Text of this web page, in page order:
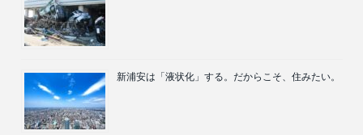
新浦安は「液状化」する。だからこそ、住みたい。